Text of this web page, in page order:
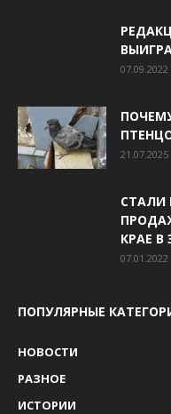
07.09.2022
21.07.2025
СТАЛИ
КРАЕ В
07.01.2022
ПОПУЛЯРНЫЕ
НОВОСТИ
РАЗНОЕ
ИСТОРИИ